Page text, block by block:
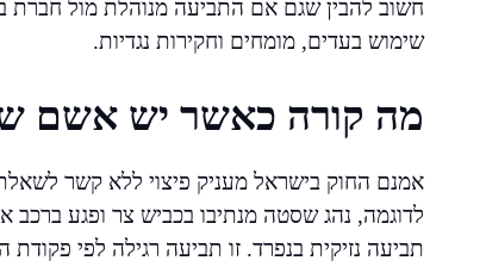
חשוב להבין שגם אם התביעה מנוהלת מול חברת
שימוש בעדים, מומחים וחקירות נגדיות.
מה קורה כאשר יש אשם
אמנם החוק בישראל מעניק פיצוי ללא קשר
לדוגמה, נהג שסטה מנתיבו בכביש צר ופגע ברכב
תביעה נזיקית בנפרד. זו תביעה רגילה לפי